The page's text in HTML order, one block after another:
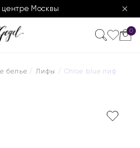
Москвы
0
белье /Лифы / Chloe blue лиф